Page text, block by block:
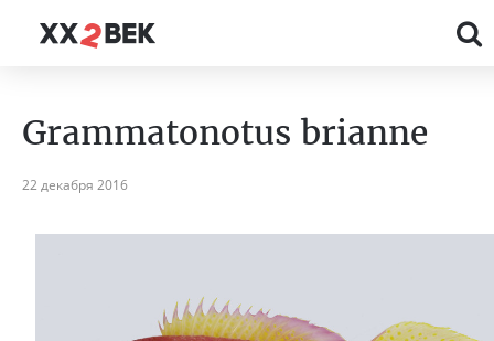
Grammatonotus brianne
22 декабря 2016